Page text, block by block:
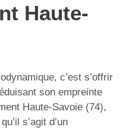
Haute-
c’est s’offrir
son empreinte
Haute-Savoie (74),
s’agit d’un